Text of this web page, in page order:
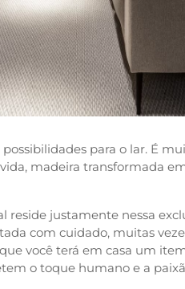
para o lar. É
madeira transformada
justamente nessa
com cuidado, muitas
você terá em casa um
o toque humano e a